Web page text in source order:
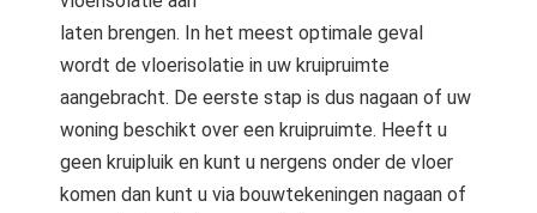
laten brengen. In het meest optimale geval
wordt de vloerisolatie in uw kruipruimte
aangebracht. De eerste stap is dus nagaan of uw
woning beschikt over een kruipruimte. Heeft u
geen kruipluik en kunt u nergens onder de vloer
komen dan kunt u via bouwtekeningen nagaan of